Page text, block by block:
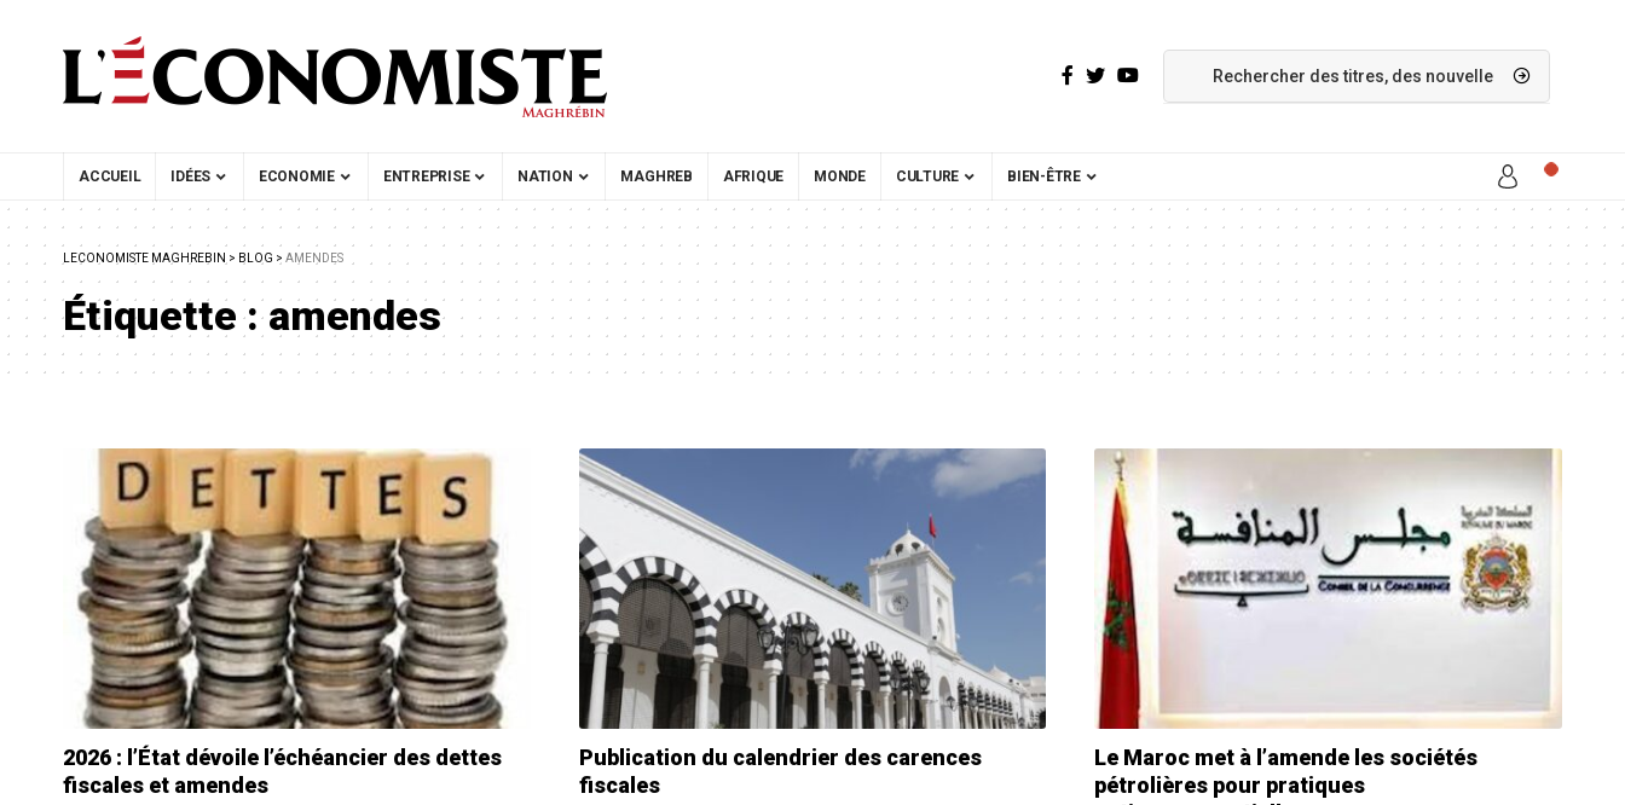
ACCUEIL IDÉES ECONOMIE ENTREPRISE NATION MAGHREB AFRIQUE MONDE CULTURE BIEN-ÊTRE
LECONOMISTE MAGHREBIN > BLOG > AMENDES
Étiquette :amendes
2026 : l’État dévoile l’échéancier des dettes
fiscales et amendes
Publication du calendrier des carences
fiscales
Le Maroc met à l’amende les sociétés
pétrolières pour pratiques